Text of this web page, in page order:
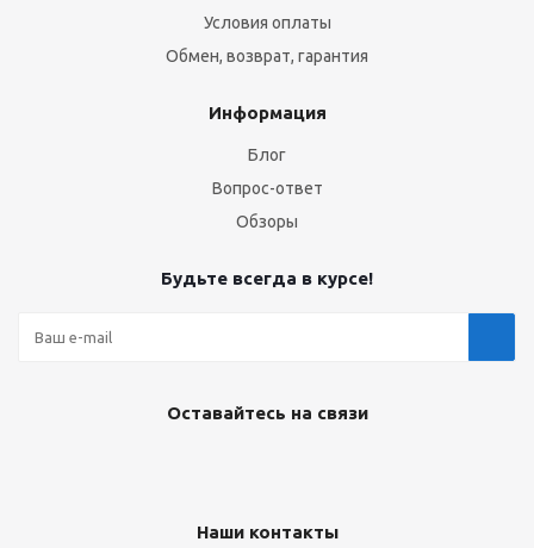
Условия оплаты
Обмен, возврат, гарантия
Информация
Блог
Вопрос-ответ
Обзоры
Будьте всегда в курсе!
Оставайтесь на связи
Наши контакты